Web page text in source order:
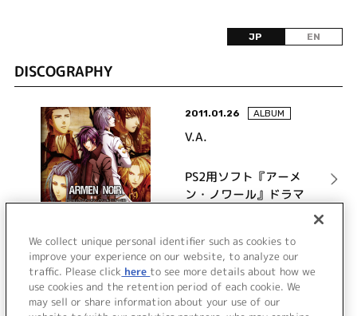
JP EN
DISCOGRAPHY
2011.01.26 ALBUM
V.A.
PS2用ソフト『アーメ
ン・ノワール』ドラマ
詳細を見る
VIEW MORE
We collect unique personal identifier such as cookies to
improve your experience on our website, to analyze our
traffic. Please click here to see more details about how we
use cookies and the retention period of each cookie. We
may sell or share information about your use of our